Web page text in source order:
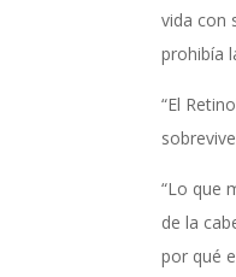
vida con
prohibía
“El
“Lo que
de la
por qué